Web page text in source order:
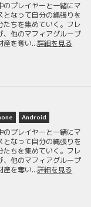
のプレイヤーと一緒にマ
となって自分の縄張りを
たちを集めていく。フレ
、他のマフィアグループ
産を奪い...詳細を見る
Android
のプレイヤーと一緒にマ
となって自分の縄張りを
たちを集めていく。フレ
、他のマフィアグループ
産を奪い...詳細を見る